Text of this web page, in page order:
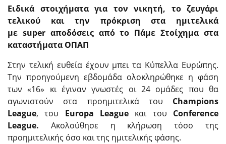
Ειδικά στοιχήματα για τον νικητή, το ζευγάρι
τελικού και την πρόκριση στα ημιτελικά
με super αποδόσεις από το Πάμε Στοίχημα στα
καταστήματα ΟΠΑΠ
Στην τελική ευθεία έχουν μπει τα Κύπελλα Ευρώπης.
Την προηγούμενη εβδομάδα ολοκληρώθηκε η φάση
των «16» κι έγιναν γνωστές οι 24 ομάδες που θα
αγωνιστούν στα προημιτελικά του Champions
League, του Europa League και του Conference
League. Ακολούθησε η κλήρωση τόσο της
προημιτελικής όσο και της ημιτελικής φάσης.